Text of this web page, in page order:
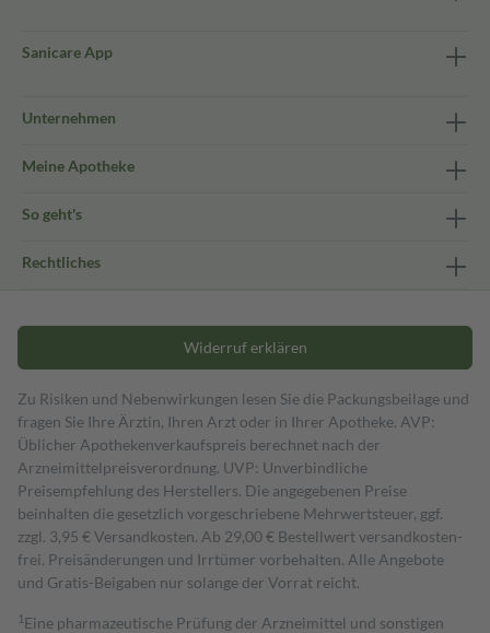
Sanicare App
Unternehmen
Meine Apotheke
So geht's
Rechtliches
Widerruf erklären
Zu Risiken und Nebenwirkungen lesen Sie die Packungsbeilage und
fragen Sie Ihre Ärztin, Ihren Arzt oder in Ihrer Apotheke. AVP:
Üblicher Apothekenverkaufspreis berechnet nach der
Arzneimittelpreisverordnung. UVP: Unverbindliche
Preisempfehlung des Herstellers. Die angegebenen Preise
beinhalten die gesetzlich vorgeschriebene Mehrwertsteuer, ggf.
zzgl. 3,95 € Versandkosten. Ab 29,00 € Bestell­wert versand­kosten­
frei. Preisänderungen und Irrtümer vorbehalten. Alle Angebote
und Gratis-Beigaben nur solange der Vorrat reicht.
1 Eine pharmazeutische Prüfung der Arzneimittel und sonstigen